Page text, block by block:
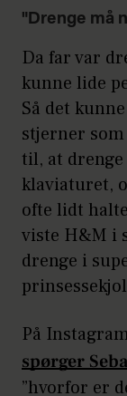
"Drenge må
Da far var
kunne lide
Så det
stjerner
til, at
klaviaturet,
ofte lidt
viste H&M i
drenge i
På
spørger
”hvorfor er